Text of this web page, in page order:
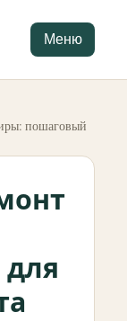
Меню
пошаговый